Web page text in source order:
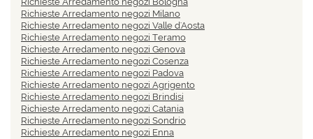
Richieste Arredamento negozi Milano
Richieste Arredamento negozi Valle d'Aosta
Richieste Arredamento negozi Teramo
Richieste Arredamento negozi Genova
Richieste Arredamento negozi Cosenza
Richieste Arredamento negozi Padova
Richieste Arredamento negozi Agrigento
Richieste Arredamento negozi Brindisi
Richieste Arredamento negozi Catania
Richieste Arredamento negozi Sondrio
Richieste Arredamento negozi Enna